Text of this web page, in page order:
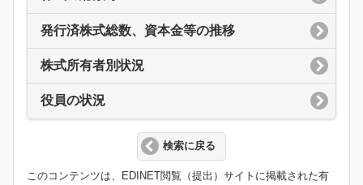
発行済株式総数、資本金等の推移
株式所有者別状況
役員の状況
検索に戻る
このコンテンツは、EDINET閲覧（提出）サイトに掲載された有